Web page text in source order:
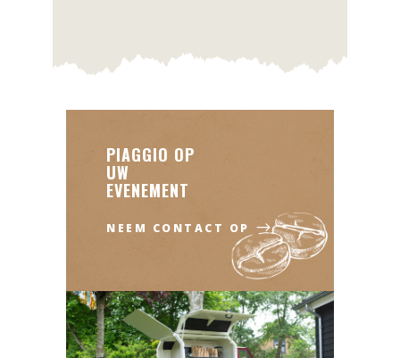
PIAGGIO OP
UW
EVENEMENT
NEEM CONTACT OP